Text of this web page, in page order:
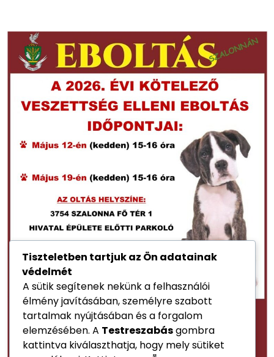
Tiszteletben tartjuk az Ön adatainak
védelmét
A sütik segítenek nekünk a felhasználói
élmény javításában, személyre szabott
tartalmak nyújtásában és a forgalom
elemzésében. A Testreszabásgombra
kattintva kiválaszthatja, hogy mely sütiket